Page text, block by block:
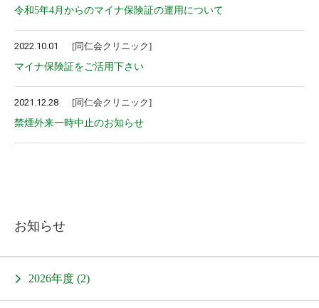
令和5年4月からのマイナ保険証の運用について
2022.10.01
同仁会クリニック
マイナ保険証をご活用下さい
2021.12.28
同仁会クリニック
禁煙外来一時中止のお知らせ
お知らせ
2026年度 (2)